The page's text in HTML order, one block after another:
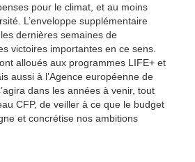
pour le climat, et au moins
L’enveloppe supplémentaire
dernières semaines de
victoires importantes en ce sens.
alloués aux programmes LIFE+ et
aussi à l’Agence européenne de
dans les années à venir, tout
CFP, de veiller à ce que le budget
et concrétise nos ambitions